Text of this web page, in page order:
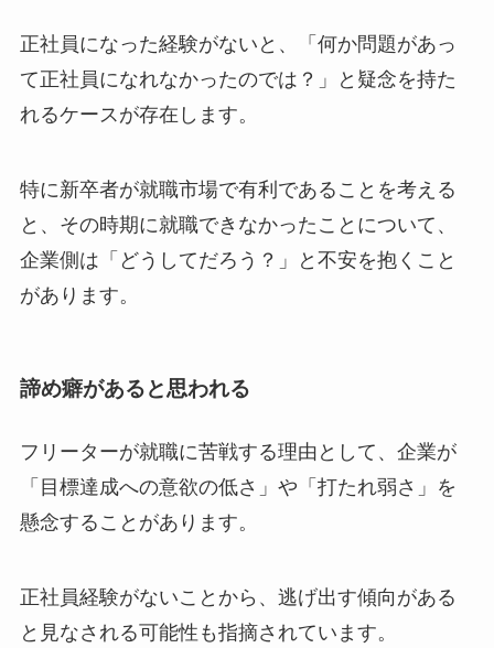
正社員になった経験がないと、「何か問題があっ
て正社員になれなかったのでは？」と疑念を持た
れるケースが存在します。
特に新卒者が就職市場で有利であることを考える
と、その時期に就職できなかったことについて、
企業側は「どうしてだろう？」と不安を抱くこと
があります。
諦め癖があると思われる
フリーターが就職に苦戦する理由として、企業が
「目標達成への意欲の低さ」や「打たれ弱さ」を
懸念することがあります。
正社員経験がないことから、逃げ出す傾向がある
と見なされる可能性も指摘されています。